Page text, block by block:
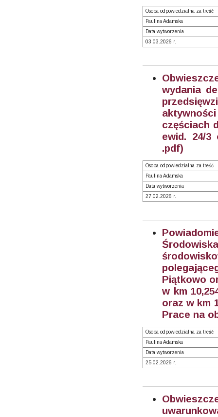
Osoba odpowiedzialna za treść
Paulina Adamska
Data wytworzenia
03.03.2026 r.
wydania
częściach
ewid. 24/3
.pdf)
Osoba odpowiedzialna za treść
Paulina Adamska
Data wytworzenia
27.02.2026 r.
Piątkowo
w km
oraz w km
Prace na
Osoba odpowiedzialna za treść
Paulina Adamska
Data wytworzenia
25.02.2026 r.